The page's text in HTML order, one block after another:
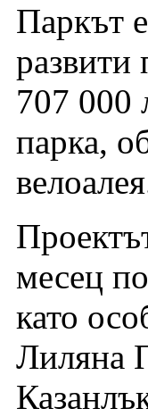
Паркът
развити
707 000
парка,
месец
като
Лиляна